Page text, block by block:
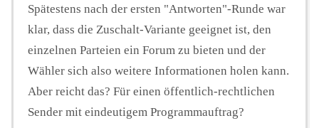
Spätestens nach der ersten "Antworten"-Runde war
klar, dass die Zuschalt-Variante geeignet ist, den
einzelnen Parteien ein Forum zu bieten und der
Wähler sich also weitere Informationen holen kann.
Aber reicht das? Für einen öffentlich-rechtlichen
Sender mit eindeutigem Programmauftrag?